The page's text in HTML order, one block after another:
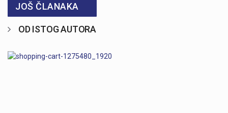
JOŠ ČLANAKA
OD ISTOG AUTORA